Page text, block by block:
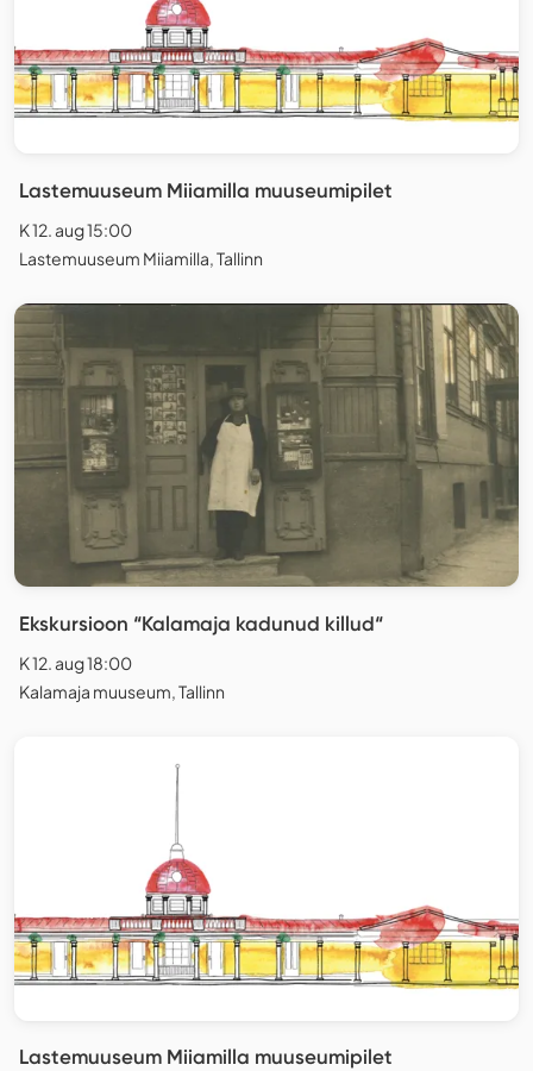
Lastemuuseum Miiamilla muuseumipilet
K 12. aug 15:00
Lastemuuseum Miiamilla, Tallinn
Ekskursioon “Kalamaja kadunud killud“
K 12. aug 18:00
Kalamaja muuseum, Tallinn
Lastemuuseum Miiamilla muuseumipilet